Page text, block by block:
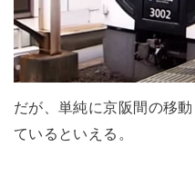
だが、単純に京阪間の移
ているといえる。